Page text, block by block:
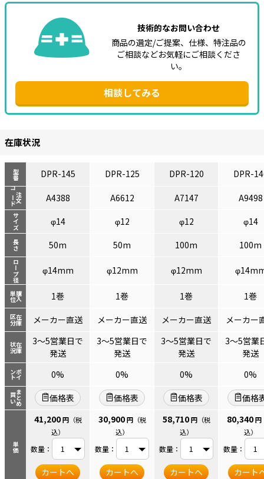
技術的なお問い合わせ
商品の選定/ご提案、仕様、特注品の
ご相談などお気軽にご相談くださ
い。
相談してみる
在庫状況
型番
注文
コード
サイズ
長さ
ロープ径
購入
単位
在庫
区分
在庫
状況
ポイ
ント
まとめ
買い
単価
DPR-145 DPR-125 DPR-120 DPR-
A4388 A6612 A7147
A9498
φ14
φ12 φ12
φ14
50m
50m 100m 100m
φ14mm φ12mm φ12mm
1巻 1巻 1巻
1巻
メーカー直送
メーカー直送 メーカー直送
メーカー
3～5営業日で
発送
3～5営業日で
発送
3～5営業日で
発送
3～5営業
発送
0%
0% 0%
0%
価格表
価格表 価格表
価格
41,200 円（税
込）
数量：
カートへ
30,900 円（税
込）
数量：
カートへ
58,710 円（税
込）
数量：
カートへ
80,340 円
込）
数量：
カート